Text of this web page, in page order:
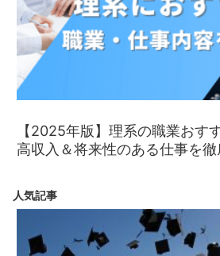
【2025年版】理系の職業おす
高収入＆将来性のある仕事を徹
人気記事